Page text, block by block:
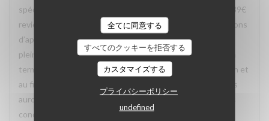
全てに同意する
すべてのクッキーを拒否する
カスタマイズする
プライバシーポリシー
undefined
spécifique (car il faut savoir que sur les 59€ de bon, seuls 39€
reviennent au restaurant. De notre côté, nous nous refusons
d’appliquer ce genre de politique pour vous faire profiter
pleinement du restaurant. Nous allons d’ailleurs mettre un
terme à ce partenariat car celui-ci ne rempli pas sa fonction et
au final coûte cher au restaurant. Nous espérons que nous
aurons tout de même l’occasion de vous recevoir dans des
conditions plus agréables pour vous.